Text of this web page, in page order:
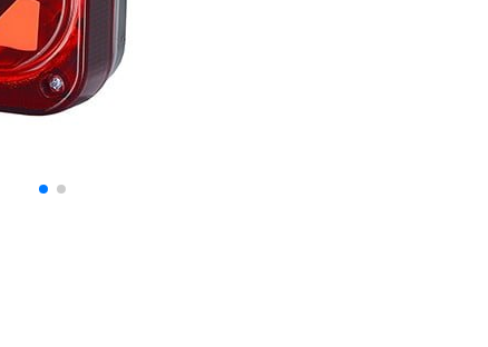
offrir des fonctionnalités de réseaux sociaux et analyser notre trafic.
notre site avec nos partenaires sociaux, publicitaires et analytiques. Ces
que vous leur avez fournies ou qu'ils ont collectées lors de votre
un utilisateur.